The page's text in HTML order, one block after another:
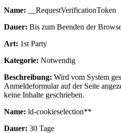
Name: __RequestVerificationToken
Dauer: Bis zum Beenden der
Art: 1st Party
Kategorie: Notwendig
Beschreibung: Wird vom System
Anmeldeformular auf der Seite
keine Inhalte geschrieben.
Name: ld-cookieselection**
Dauer: 30 Tage